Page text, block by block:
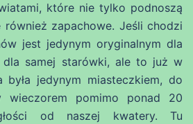
które nie tylko podnoszą
również zapachowe. Jeśli chodzi
jest jedynym oryginalnym dla
dla samej starówki, ale to już w
była jedynym miasteczkiem, do
wieczorem pomimo ponad 20
od naszej kwatery. Tu